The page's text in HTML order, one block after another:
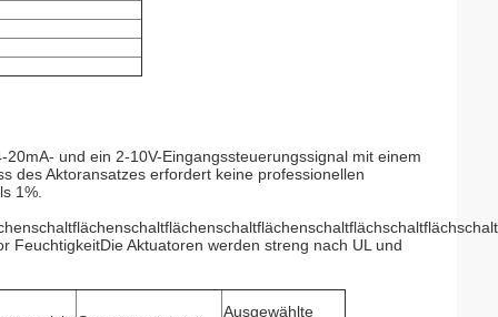
und ein 2-10V-Eingangssteuerungssignal mit einem
des Aktoransatzes erfordert keine professionellen
1%.
FeuchtigkeitDie Aktuatoren werden streng nach UL und
Ausgewählte